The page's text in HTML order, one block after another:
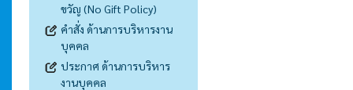
ขวัญ (No Gift Policy)
คำสั่ง ด้านการบริหารงาน
บุคคล
ประกาศ ด้านการบริหาร
งานบุคคล